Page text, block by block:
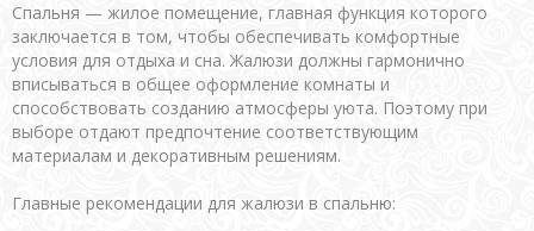
Спальня — жилое помещение, главная функция которого
заключается в том, чтобы обеспечивать комфортные
условия для отдыха и сна. Жалюзи должны гармонично
вписываться в общее оформление комнаты и
способствовать созданию атмосферы уюта. Поэтому при
выборе отдают предпочтение соответствующим
материалам и декоративным решениям.
Главные рекомендации для жалюзи в спальню: